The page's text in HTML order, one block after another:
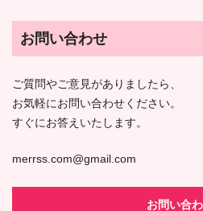
お問い合わせ
ご質問やご意見がありましたら、
お気軽にお問い合わせください。
すぐにお答えいたします。
merrss.com@gmail.com
お問い合